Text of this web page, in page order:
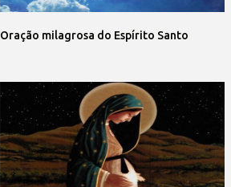
Oração milagrosa do Espírito Santo